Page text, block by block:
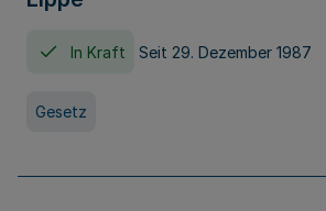
In Kraft Seit 29. Dezember 1987
Gesetz